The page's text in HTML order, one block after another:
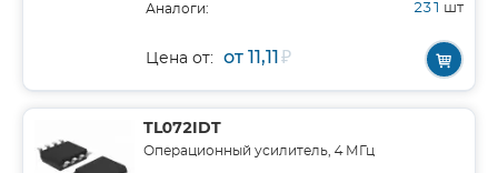
Аналоги: 231 шт
Цена от: от 11,11₽
TL072IDT
Операционный усилитель, 4 МГц